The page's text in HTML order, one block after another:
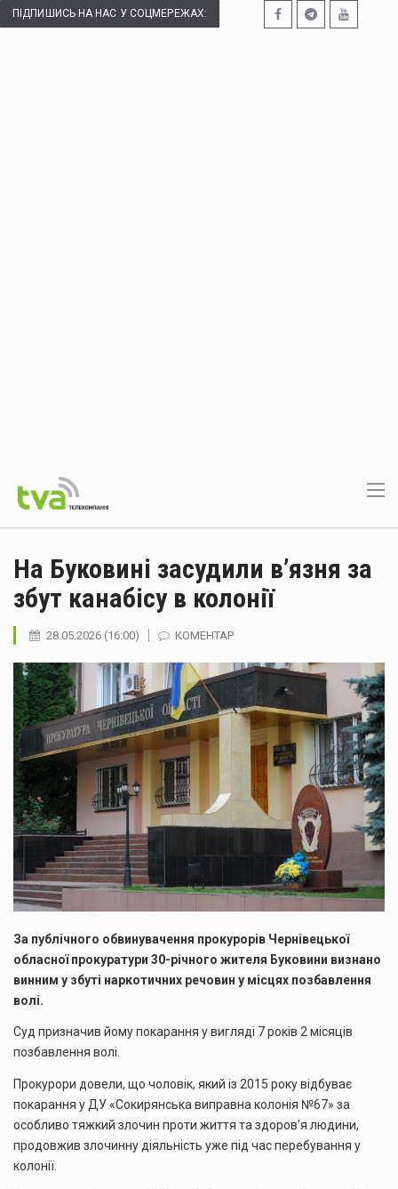
ПІДПИШИСЬ НА НАС У СОЦМЕРЕЖАХ:
На Буковині засудили в’язня за
збут канабісу в колонії
28.05.2026 (16:00) КОМЕНТАР
За публічного обвинувачення прокурорів Чернівецької
обласної прокуратури 30-річного жителя Буковини визнано
винним у збуті наркотичних речовин у місцях позбавлення
волі.
Суд призначив йому покарання у вигляді 7 років 2 місяців
позбавлення волі.
Прокурори довели, що чоловік, який із 2015 року відбуває
покарання у ДУ «Сокирянська виправна колонія №67» за
особливо тяжкий злочин проти життя та здоров’я людини,
продовжив злочинну діяльність уже під час перебування у
колонії.